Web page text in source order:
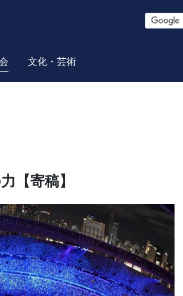
S
r
文化・芸術
【寄稿】